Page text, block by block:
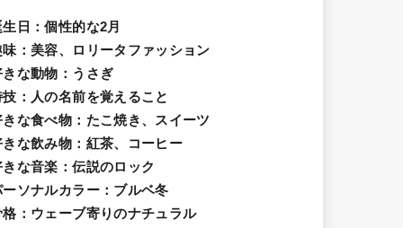
日 ：個性的な2月
味 ：美容、ロリータファッション
きな動物 ：うさぎ
技 ：人の名前を覚えること
きな食べ物 ：たこ焼き、スイーツ
きな飲み物：紅茶、コーヒー
きな音楽：伝説のロック
ーソナルカラー：ブルベ冬
格：ウェーブ寄りのナチュラル